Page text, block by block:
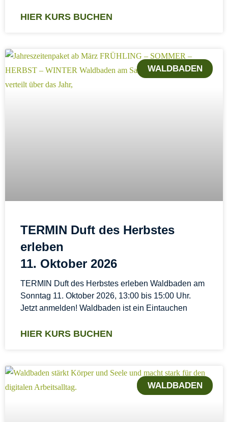
HIER KURS BUCHEN
WALDBADEN
TERMIN Duft des Herbstes
erleben
11. Oktober 2026
TERMIN Duft des Herbstes erleben Waldbaden am
Sonntag 11. Oktober 2026, 13:00 bis 15:00 Uhr.
Jetzt anmelden! Waldbaden ist ein Eintauchen
HIER KURS BUCHEN
WALDBADEN